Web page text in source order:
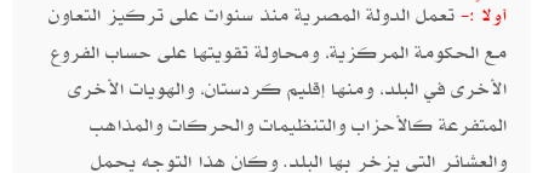
أولاً:- تعمل الدولة المصرية منذ سنوات على تركيز التعاون
مع الحكومة المركزية، ومحاولة تقويتها على حساب الفروع
الأخرى في البلد، ومنها إقليم كردستان، والهويات الأخرى
المتفرعة كالأحزاب والتنظيمات والحركات والمذاهب
والعشائر التي يزخر بها البلد. وكان هذا التوجه يحمل